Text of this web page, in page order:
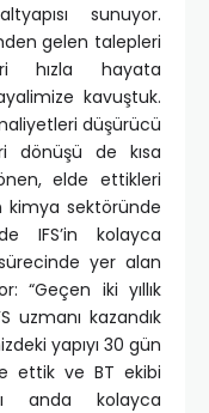
sunuyor.
gelen talepleri
hızla hayata
kavuştuk.
düşürücü
dönüşü de kısa
elde ettikleri
kimya sektöründe
IFS’in kolayca
yer alan
“Geçen iki yıllık
kazandık
yapıyı 30 gün
ettik ve BT ekibi
anda kolayca